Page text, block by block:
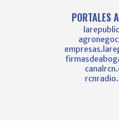
PORTALES